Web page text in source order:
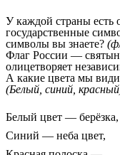
У каждой страны есть
государственные
символы вы знаете?
Флаг России —
олицетворяет
А какие цвета мы
(Белый, синий,
Белый цвет — берёзка,
Синий — неба цвет,